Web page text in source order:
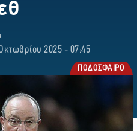
2025 - 07:45
ΠΟΔΟΣΦΑΙΡΟ